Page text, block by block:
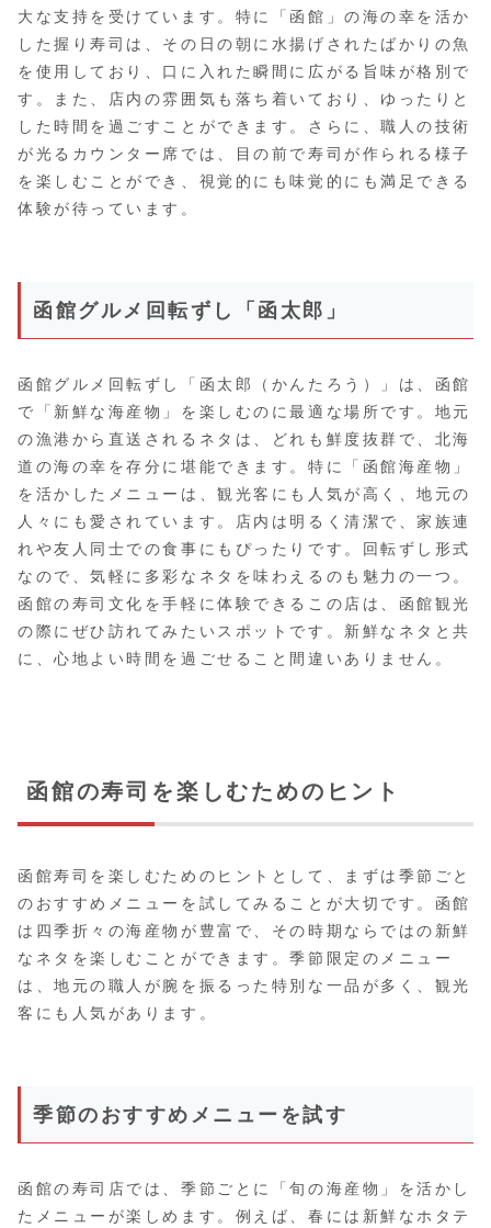
大な支持を受けています。特に「函館」の海の幸を活か
した握り寿司は、その日の朝に水揚げされたばかりの魚
を使用しており、口に入れた瞬間に広がる旨味が格別で
す。また、店内の雰囲気も落ち着いており、ゆったりと
した時間を過ごすことができます。さらに、職人の技術
が光るカウンター席では、目の前で寿司が作られる様子
を楽しむことができ、視覚的にも味覚的にも満足できる
体験が待っています。
函館グルメ回転ずし「函太郎」
函館グルメ回転ずし「函太郎（かんたろう）」は、函館
で「新鮮な海産物」を楽しむのに最適な場所です。地元
の漁港から直送されるネタは、どれも鮮度抜群で、北海
道の海の幸を存分に堪能できます。特に「函館海産物」
を活かしたメニューは、観光客にも人気が高く、地元の
人々にも愛されています。店内は明るく清潔で、家族連
れや友人同士での食事にもぴったりです。回転ずし形式
なので、気軽に多彩なネタを味わえるのも魅力の一つ。
函館の寿司文化を手軽に体験できるこの店は、函館観光
の際にぜひ訪れてみたいスポットです。新鮮なネタと共
に、心地よい時間を過ごせること間違いありません。
函館の寿司を楽しむためのヒント
函館寿司を楽しむためのヒントとして、まずは季節ごと
のおすすめメニューを試してみることが大切です。函館
は四季折々の海産物が豊富で、その時期ならではの新鮮
なネタを楽しむことができます。季節限定のメニュー
は、地元の職人が腕を振るった特別な一品が多く、観光
客にも人気があります。
季節のおすすめメニューを試す
函館の寿司店では、季節ごとに「旬の海産物」を活かし
たメニューが楽しめます。例えば、春には新鮮なホタテ